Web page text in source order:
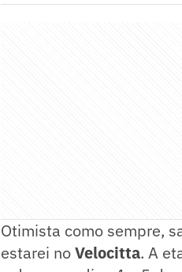
Otimista como sempre,
estarei noVelocitta. A